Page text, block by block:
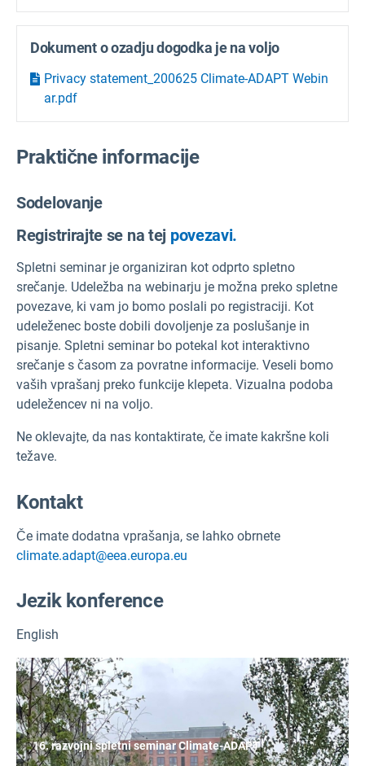
Dokument o ozadju dogodka je na voljo
Privacy statement_200625 Climate-ADAPT Webin
ar.pdf
Praktične informacije
Sodelovanje
Registrirajte se na tej povezavi.
Spletni seminar je organiziran kot odprto spletno
srečanje. Udeležba na webinarju je možna preko spletne
povezave, ki vam jo bomo poslali po registraciji. Kot
udeleženec boste dobili dovoljenje za poslušanje in
pisanje. Spletni seminar bo potekal kot interaktivno
srečanje s časom za povratne informacije. Veseli bomo
vaših vprašanj preko funkcije klepeta. Vizualna podoba
udeležencev ni na voljo.
Ne oklevajte, da nas kontaktirate, če imate kakršne koli
težave.
Kontakt
Če imate dodatna vprašanja, se lahko obrnete
climate.adapt@eea.europa.eu
Jezik konference
English
16. razvojni spletni seminar Climate-ADAPT